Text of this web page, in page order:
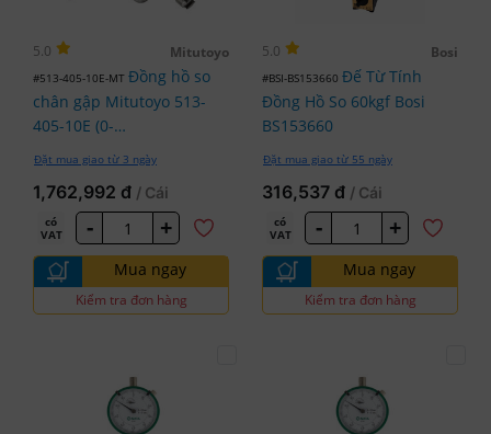
5.0 Mitutoyo
#513-405-10E-MT Đồng hồ so
chân gập Mitutoyo 513-
405-10E (0-
0.2mm/0.002mm)
Đặt mua giao từ 3 ngày
1,762,992 đ / Cái
có
VAT
- +
Mua ngay
Kiểm tra đơn hàng
5.0 Bosi
#BSI-BS153660 Đế Từ Tính
Đồng Hồ So 60kgf Bosi
BS153660
Đặt mua giao từ 55 ngày
316,537 đ / Cái
có
VAT
- +
Mua ngay
Kiểm tra đơn hàng